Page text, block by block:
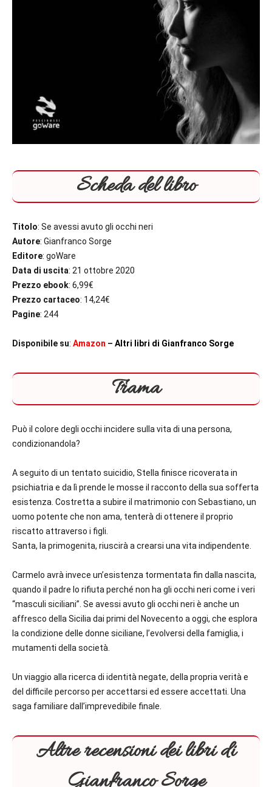
Scheda del libro
Titolo: Se avessi avuto gli occhi neri
Autore: Gianfranco Sorge
Editore: goWare
Data di uscita: 21 ottobre 2020
Prezzo ebook: 6,99€
Prezzo cartaceo: 14,24€
Pagine: 244
Disponibile su: Amazon – Altri libri di Gianfranco Sorge
Trama
Può il colore degli occhi incidere sulla vita di una persona,
condizionandola?
A seguito di un tentato suicidio, Stella finisce ricoverata in
psichiatria e da lì prende le mosse il racconto della sua sofferta
esistenza. Costretta a subire il matrimonio con Sebastiano, un
uomo potente che non ama, tenterà di ottenere il proprio
riscatto attraverso i figli.
Santa, la primogenita, riuscirà a crearsi una vita indipendente.
Carmelo avrà invece un’esistenza tormentata fin dalla nascita,
quando il padre lo rifiuta perché non ha gli occhi neri come i veri
“masculi siciliani”. Se avessi avuto gli occhi neri è anche un
affresco della Sicilia dai primi del Novecento a oggi, che esplora
la condizione delle donne siciliane, l’evolversi della famiglia, i
mutamenti della società.
Un viaggio alla ricerca di identità negate, della propria verità e
del difficile percorso per accettarsi ed essere accettati. Una
saga familiare dall’imprevedibile finale.
Altre recensioni dei libri di